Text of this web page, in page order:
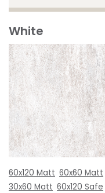
White
60x120 Matt 60x60 Matt
30x60 Matt 60x120 Safe